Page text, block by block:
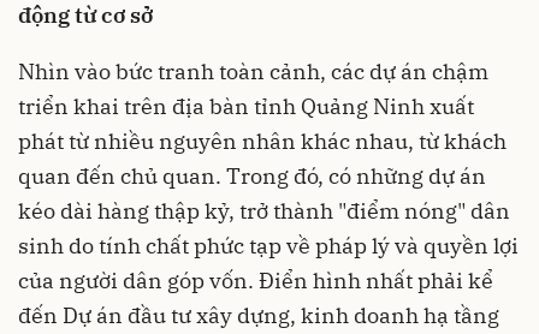
động từ cơ sở
Nhìn vào bức tranh toàn cảnh, các dự án chậm
triển khai trên địa bàn tỉnh Quảng Ninh xuất
phát từ nhiều nguyên nhân khác nhau, từ khách
quan đến chủ quan. Trong đó, có những dự án
kéo dài hàng thập kỷ, trở thành "điểm nóng" dân
sinh do tính chất phức tạp về pháp lý và quyền lợi
của người dân góp vốn. Điển hình nhất phải kể
đến Dự án đầu tư xây dựng, kinh doanh hạ tầng